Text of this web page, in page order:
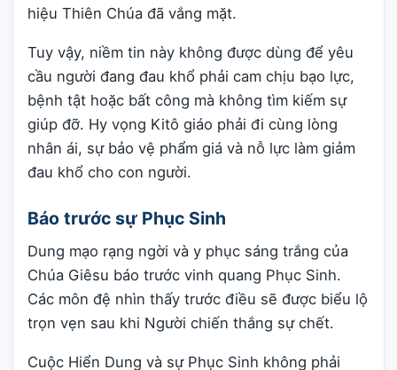
hiệu Thiên Chúa đã vắng mặt.
Tuy vậy, niềm tin này không được dùng để yêu
cầu người đang đau khổ phải cam chịu bạo lực,
bệnh tật hoặc bất công mà không tìm kiếm sự
giúp đỡ. Hy vọng Kitô giáo phải đi cùng lòng
nhân ái, sự bảo vệ phẩm giá và nỗ lực làm giảm
đau khổ cho con người.
Báo trước sự Phục Sinh
Dung mạo rạng ngời và y phục sáng trắng của
Chúa Giêsu báo trước vinh quang Phục Sinh.
Các môn đệ nhìn thấy trước điều sẽ được biểu lộ
trọn vẹn sau khi Người chiến thắng sự chết.
Cuộc Hiển Dung và sự Phục Sinh không phải